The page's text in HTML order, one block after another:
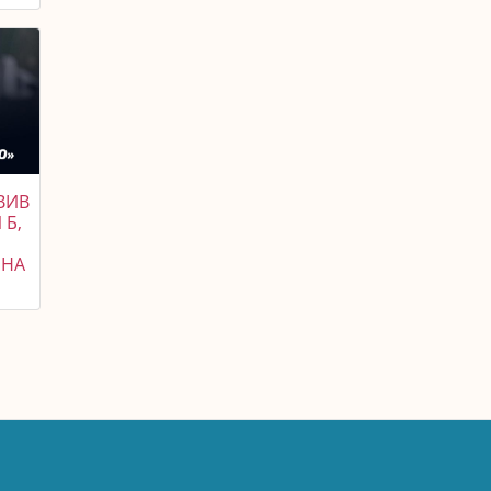
Б,